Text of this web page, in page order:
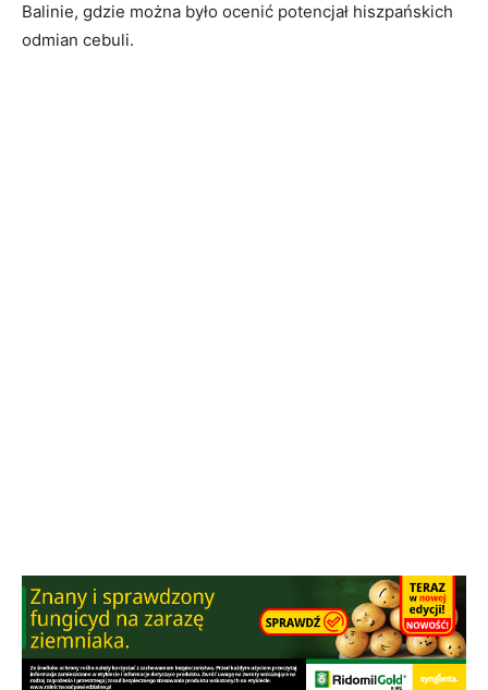
Balinie, gdzie można było ocenić potencjał hiszpańskich
odmian cebuli.